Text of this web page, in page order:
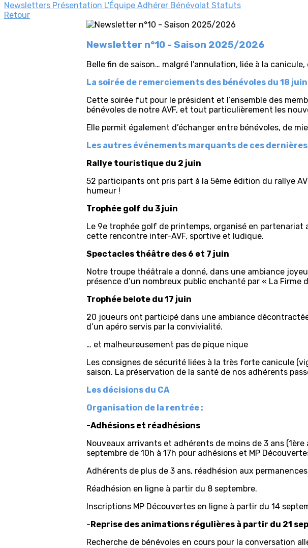
Newsletters Présentation L'Équipe Adhérer Bénévolat Statuts
Retour
Newsletter n°10 - Saison 2025/2026
Belle fin de saison… malgré l’annulation, liée à la
La soirée de remerciements des bénévoles du 18 juin
Cette soirée fut pour le président et l’ensemble des
bénévoles de notre AVF, et tout particulièrement les
Elle permit également d’échanger entre bénévoles, de
Les autres événements marquants de ces
Rallye touristique du 2 juin
52 participants ont pris part à la 5ème édition du rallye
humeur !
Trophée golf du 3 juin
Le 9e trophée golf de printemps, organisé en
cette rencontre inter-AVF, sportive et ludique.
Spectacles théâtre des 6 et 7 juin
Notre troupe théâtrale a donné, dans une ambiance
présence d’un nombreux public enchanté par « La
Trophée belote du 17 juin
20 joueurs ont participé dans une ambiance
d’un apéro servis par la convivialité.
… et malheureusement pas de pique nique
Les consignes de sécurité liées à la très forte canicule
saison. La préservation de la santé de nos adhérents
Les décisions du CA
Organisation de la rentrée :
-Adhésions et réadhésions
Nouveaux arrivants et adhérents de moins de 3 ans
septembre de 10h à 17h pour adhésions et MP
Adhérents de plus de 3 ans, réadhésion aux
Réadhésion en ligne à partir du 8 septembre.
Inscriptions MP Découvertes en ligne à partir du 14
- Reprise des animations régulières à partir du 21
Recherche de bénévoles en cours pour la conversation